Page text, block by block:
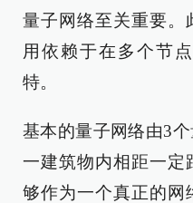
量子网络至关重要。
用依赖于在多个节
特。
基本的量子网络由3
一建筑物内相距一定
够作为一个真正的网